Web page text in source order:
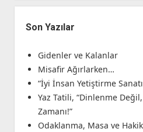
Son Yazılar
Gidenler ve Kalanlar
Misafir Ağırlarken…
“İyi İnsan Yetiştirme
Yaz Tatili, “Dinlenme
Zamanı!”
Odaklanma, Masa ve